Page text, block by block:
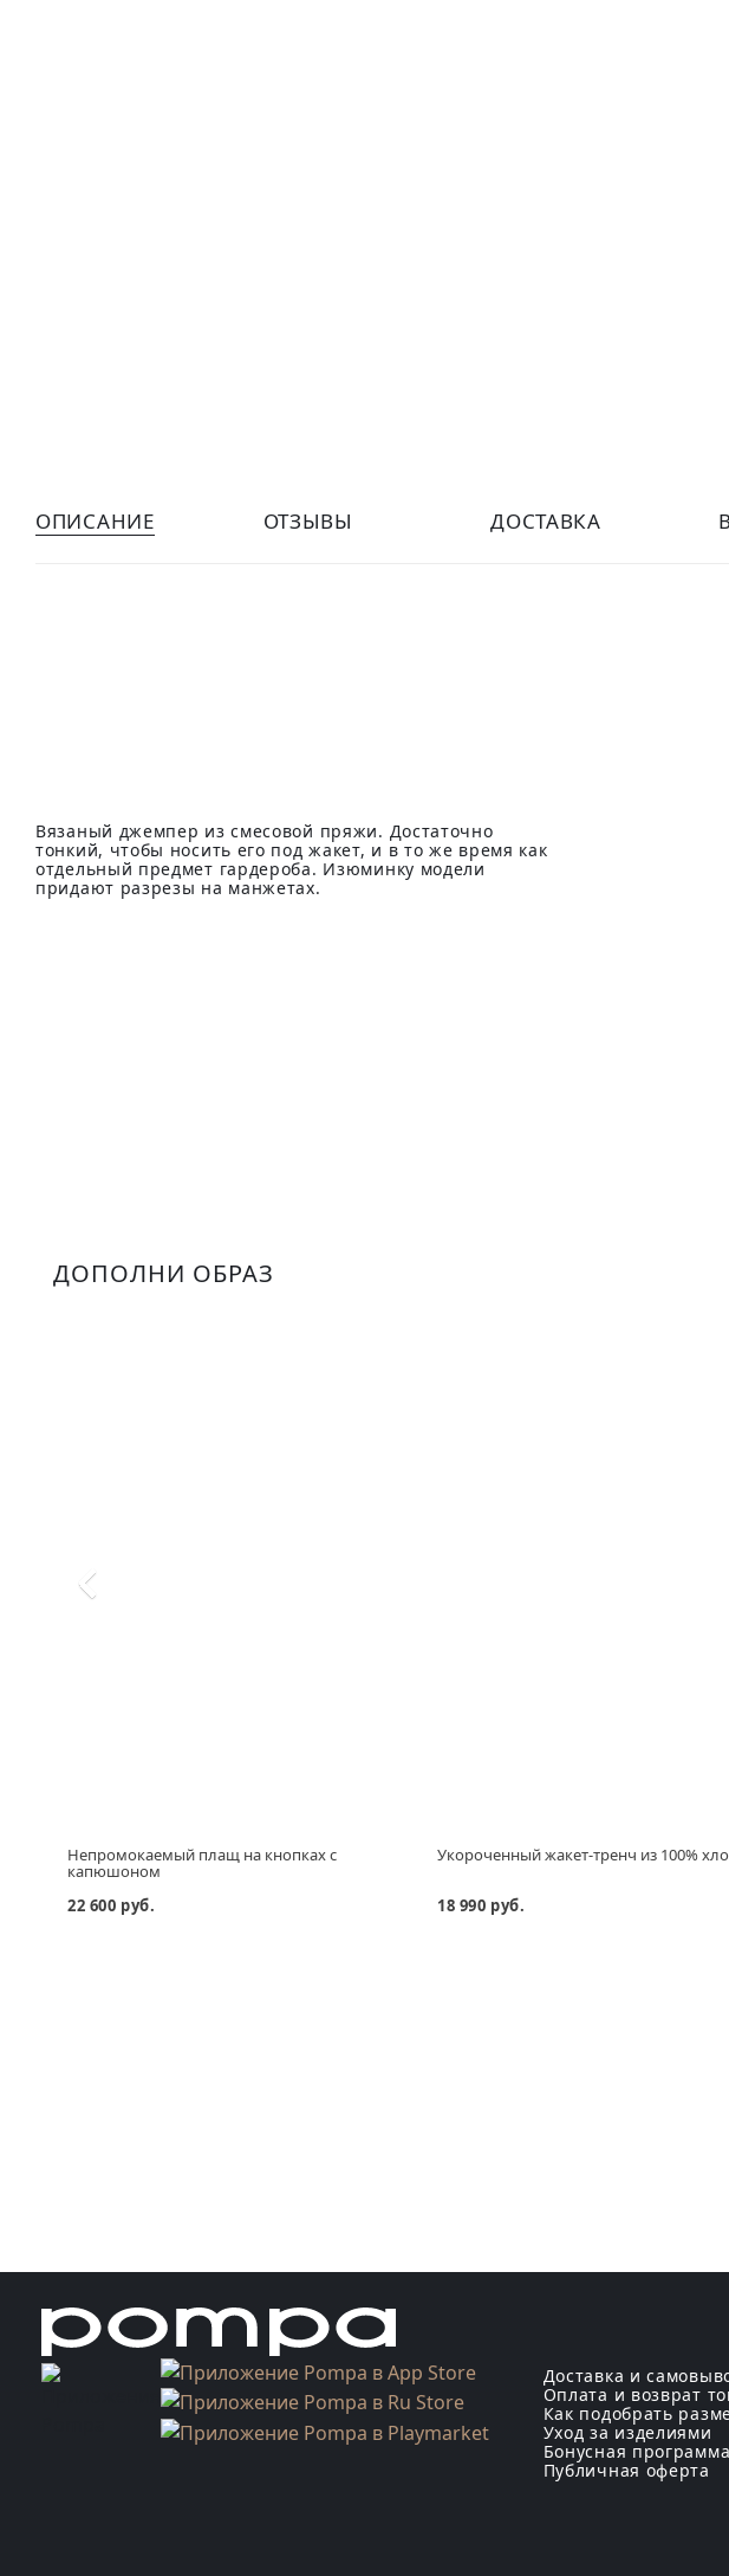
ОПИСАНИЕ ОТЗЫВЫ ДОСТАВКА
Вязаный джемпер из смесовой пряжи. Достаточно
тонкий, чтобы носить его под жакет, и в то же время как
отдельный предмет гардероба. Изюминку модели
придают разрезы на манжетах.
ДОПОЛНИ ОБРАЗ
Непромокаемый плащ на кнопках с
капюшоном
22 600 руб.
Укороченный жакет-тренч из 100%
18 990 руб.
Доставка и
Оплата и возврат
Как подобрать
Уход за изделиями
Бонусная программа
Публичная оферта